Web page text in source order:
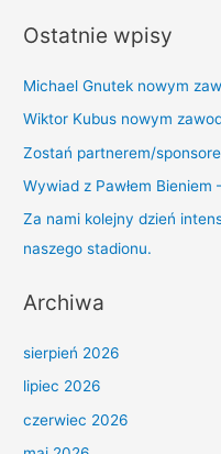
a
c
h
f
o
r
:
Ostatnie wpisy
Michael Gnutek nowym
Wiktor Kubus nowym
Zostań partnerem/
Wywiad z Pawłem Bieniem
Za nami kolejny dzień
naszego stadionu.
Archiwa
sierpień 2026
lipiec 2026
czerwiec 2026